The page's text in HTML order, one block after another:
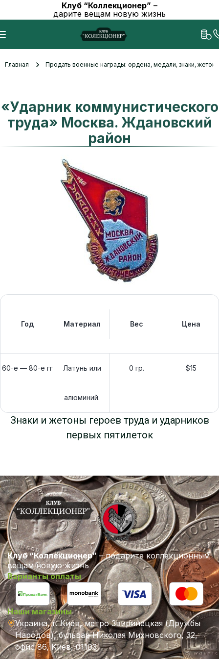
Клуб “Коллекционер” –
дарите вещам новую жизнь
Главная Продать военные награды: ордена, медали, знаки,
«Ударник коммунистического
труда» Москва. Ждановский
район
Год Материал Вес Цена
60-е — 80-е гг Латунь или
алюминий.
0 гр. $15
Знаки и жетоны героев труда и ударников
первых пятилеток
Клуб “Коллекционер” – подарите коллекционным
вещам новую жизнь
Варианты оплаты
Наши магазины
Украина, г. Киев, метро Звиринецкая (Дружбы
Народов), бульвар Николая Михновского, 32,
офис 86, Киев, 01103